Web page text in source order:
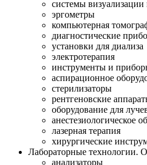
системы
эргометры
компьютерная
диагностические
установки для диализа
электротерапия
инструменты и
аспирационное
стерилизаторы
рентгеновские
оборудование для
анестезиологическое
лазерная терапия
хирургические
Лабораторные технологии.
анализаторы